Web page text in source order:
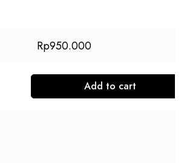
Rp950.000
Add to cart